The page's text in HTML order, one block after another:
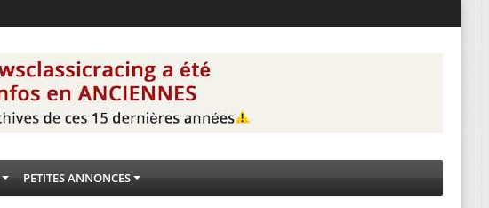
PETITES ANNONCES